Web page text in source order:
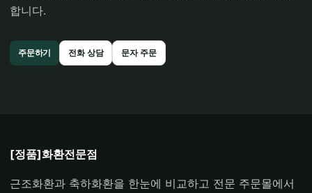
합니다.
주문하기 전화 상담 문자 주문
[정품]화환전문점
근조화환과 축하화환을 한눈에 비교하고 전문 주문몰에서